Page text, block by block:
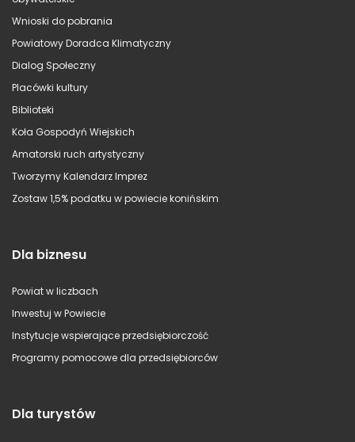
Wnioski do pobrania
Powiatowy Doradca Klimatyczny
Dialog Społeczny
Placówki kultury
Biblioteki
Koła Gospodyń Wiejskich
Amatorski ruch artystyczny
Tworzymy Kalendarz Imprez
Zostaw 1,5% podatku w powiecie konińskim
Dla biznesu
Powiat w liczbach
Inwestuj w Powiecie
Instytucje wspierające przedsiębiorczość
Programy pomocowe dla przedsiębiorców
Dla turystów